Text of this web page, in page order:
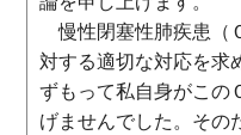
慢性閉塞性肺疾患（
対する適切な対応を求
ずもって私自身がこの
げませんでした。その